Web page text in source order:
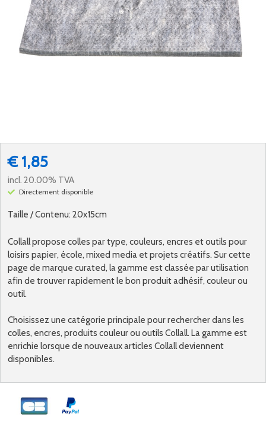
Taille / Contenu: 20x15cm
€ 1,85
incl. 20.00% TVA
Directement disponible
Collall propose colles par type, couleurs, encres et outils pour
loisirs papier, école, mixed media et projets créatifs. Sur cette
page de marque curated, la gamme est classée par utilisation
afin de trouver rapidement le bon produit adhésif, couleur ou
outil.
Choisissez une catégorie principale pour rechercher dans les
colles, encres, produits couleur ou outils Collall. La gamme est
enrichie lorsque de nouveaux articles Collall deviennent
disponibles.